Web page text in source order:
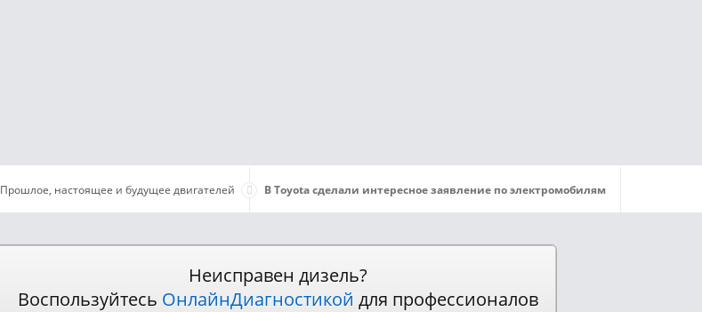
Прошлое, настоящее и будущее двигателей В Toyota сделали интересное заявление по электромобилям
Неисправен дизель?
Воспользуйтесь ОнлайнДиагностикой для профессионалов